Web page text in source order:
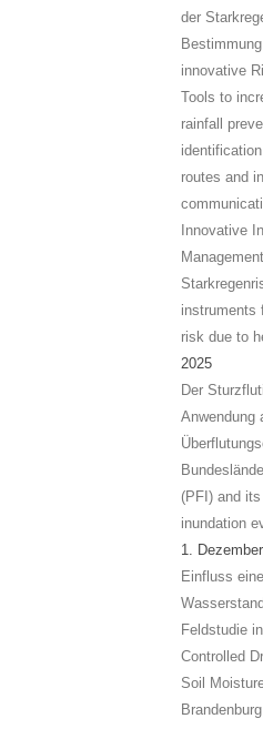
der
innovative
Tools to
rainfall
routes and
Innovative
instruments
risk due to
2025
Der
Anwendung
(PFI) and
inundation
1.
Einfluss
Feldstudie
Controlled
Soil
Brandenburg